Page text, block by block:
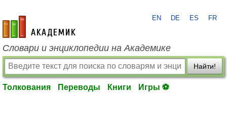
academic.ru
EN DE ES FR
Словари и энциклопедии на Академике
Найти!
Толкования Переводы Книги Игры ⚽